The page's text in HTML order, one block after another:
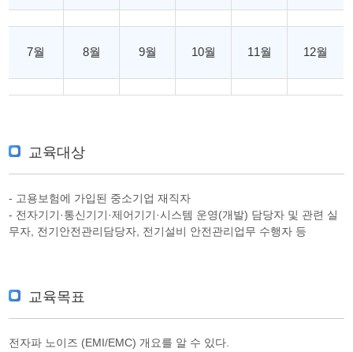
7월 8월 9월 10월 11월 12월
교육대상
- 고용보험에 가입된 중소기업 재직자
- 전자기기·통신기기·제어기기·시스템 운영(개발) 담당자 및 관련 실
무자, 전기안전관리담당자, 전기설비 안전관리업무 수행자 등
교육목표
전자파 노이즈 (EMI/EMC) 개요를 알 수 있다.